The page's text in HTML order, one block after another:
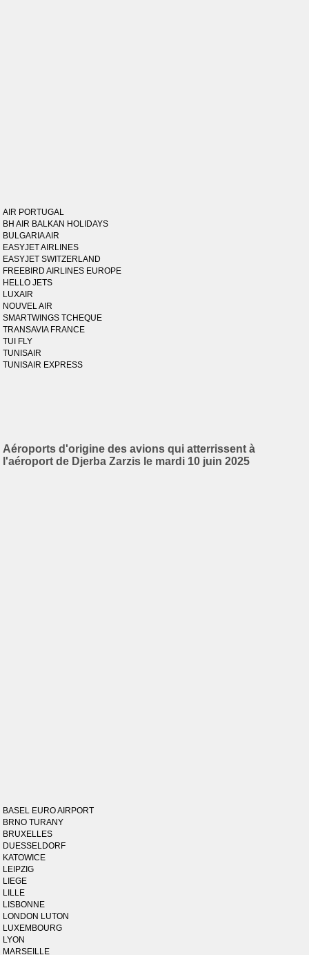
AIR PORTUGAL
BH AIR BALKAN HOLIDAYS
BULGARIA AIR
EASYJET AIRLINES
EASYJET SWITZERLAND
FREEBIRD AIRLINES EUROPE
HELLO JETS
LUXAIR
NOUVEL AIR
SMARTWINGS TCHEQUE
TRANSAVIA FRANCE
TUI FLY
TUNISAIR
TUNISAIR EXPRESS
Aéroports d'origine des avions qui atterrissent à
l'aéroport de Djerba Zarzis le mardi 10 juin 2025
BASEL EURO AIRPORT
BRNO TURANY
BRUXELLES
DUESSELDORF
KATOWICE
LEIPZIG
LIEGE
LILLE
LISBONNE
LONDON LUTON
LUXEMBOURG
LYON
MARSEILLE